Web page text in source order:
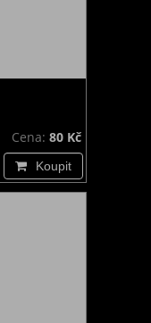
Cena: 80 Kč
Koupit